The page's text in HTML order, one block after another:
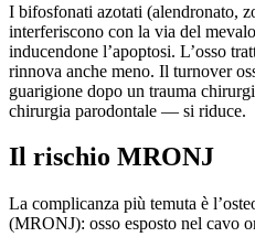
I bifosfonati azotati (alendronato,
interferiscono con la via del
inducendone l’apoptosi. L’osso
rinnova anche meno. Il turnover
guarigione dopo un trauma
chirurgia parodontale — si riduce.
Il rischio MRONJ
La complicanza più temuta è
(MRONJ): osso esposto nel cavo